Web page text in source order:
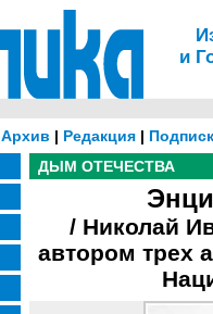
и
Архив | Редакция|
ДЫМ ОТЕЧЕСТВА
/ Николай
автором трех